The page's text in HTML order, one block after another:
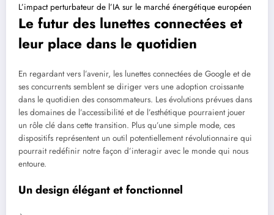
L’impact perturbateur de l’IA sur le marché énergétique européen
Le futur des lunettes connectées et
leur place dans le quotidien
En regardant vers l’avenir, les lunettes connectées de Google et de
ses concurrents semblent se diriger vers une adoption croissante
dans le quotidien des consommateurs. Les évolutions prévues dans
les domaines de l’accessibilité et de l’esthétique pourraient jouer
un rôle clé dans cette transition. Plus qu’une simple mode, ces
dispositifs représentent un outil potentiellement révolutionnaire qui
pourrait redéfinir notre façon d’interagir avec le monde qui nous
entoure.
Un design élégant et fonctionnel